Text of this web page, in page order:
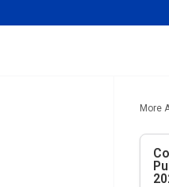
More